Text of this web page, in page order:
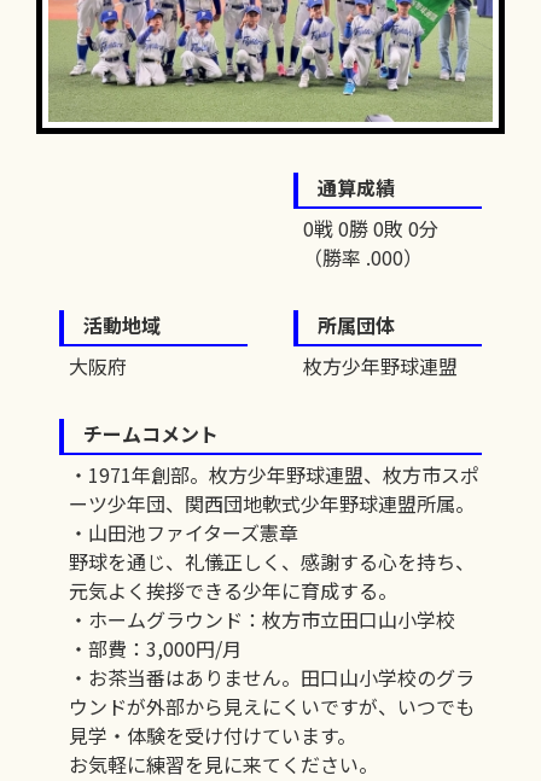
通算成績
0戦 0勝 0敗 0分
（勝率 .000）
活動地域
大阪府
所属団体
枚方少年野球連盟
チームコメント
・1971年創部。枚方少年野球連盟、枚方市スポ
ーツ少年団、関西団地軟式少年野球連盟所属。
・山田池ファイターズ憲章
野球を通じ、礼儀正しく、感謝する心を持ち、
元気よく挨拶できる少年に育成する。
・ホームグラウンド：枚方市立田口山小学校
・部費：3,000円/月
・お茶当番はありません。田口山小学校のグラ
ウンドが外部から見えにくいですが、いつでも
見学・体験を受け付けています。
お気軽に練習を見に来てください。